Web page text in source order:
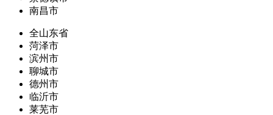
南昌市
全山东省
菏泽市
滨州市
聊城市
德州市
临沂市
莱芜市